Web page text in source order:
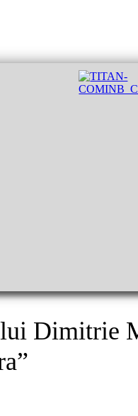
Dimitrie